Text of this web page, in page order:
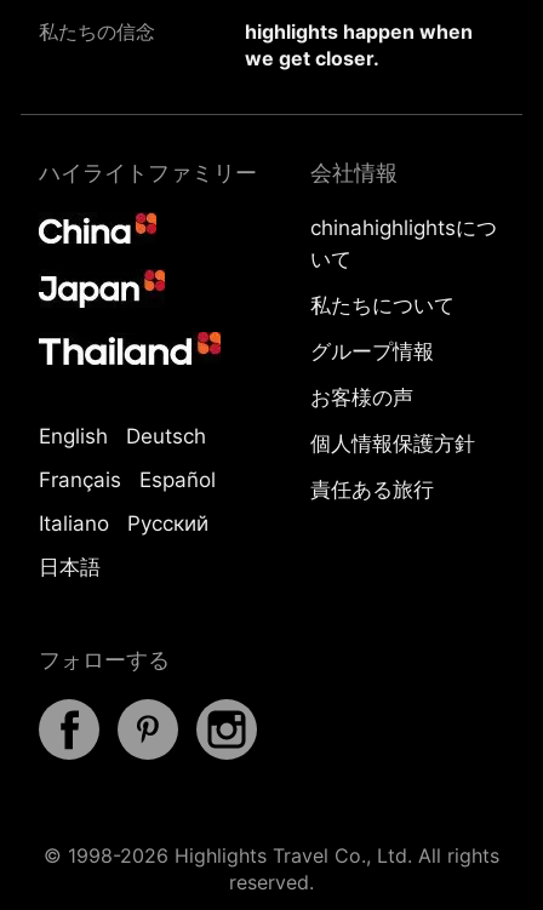
私たちの信念
highlights happen when
we get closer.
ハイライトファミリー
English
Deutsch
Français
Español
Italiano
Русский
日本語
フォローする
会社情報
chinahighlightsにつ
いて
私たちについて
グループ情報
お客様の声
個人情報保護方針
責任ある旅行
© 1998-2026 Highlights Travel Co., Ltd. All rights
reserved.